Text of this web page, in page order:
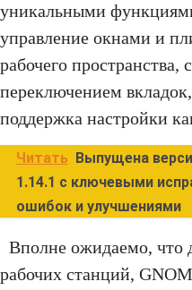
уникальными
управление окнами и
рабочего пространства,
переключением
поддержка настройки
Читать
Выпущена
1.14.1 с ключевыми
ошибок и улучшениями
Вполне ожидаемо, что
рабочих станций,